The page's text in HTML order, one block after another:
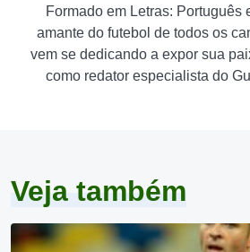
Formado em Letras: Português
amante do futebol de todos os
vem se dedicando a expor sua
como redator especialista do
Veja também